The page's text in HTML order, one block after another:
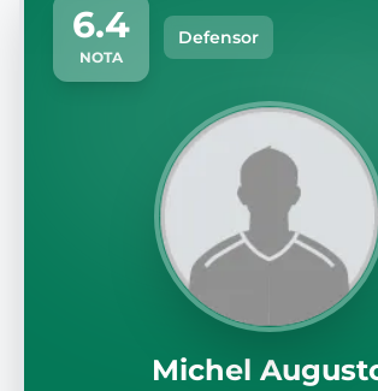
6.4
NOTA
Defensor
Michel